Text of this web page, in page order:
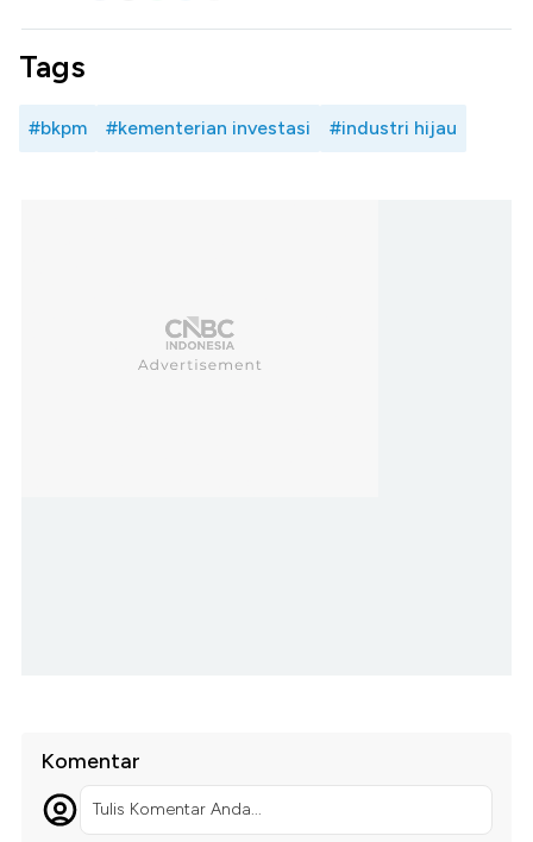
Tags
#bkpm #kementerian investasi #industri hijau
Komentar
Tulis Komentar Anda...